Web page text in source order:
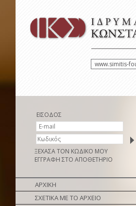
www.simitis-
ΕΙΣΟΔΟΣ
ΞΕΧΑΣΑ ΤΟΝ ΚΩΔΙΚΟ ΜΟΥ
ΕΓΓΡΑΦΗ ΣΤΟ ΑΠΟΘΕΤΗΡΙΟ
ΑΡΧΙΚΗ
ΣΧΕΤΙΚΑ ΜΕ ΤΟ ΑΡΧΕΙΟ